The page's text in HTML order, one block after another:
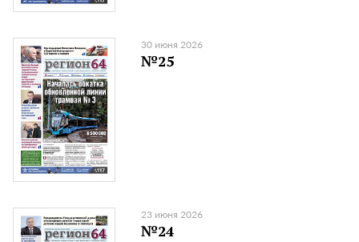
30 июня 2026
№25
23 июня 2026
№24